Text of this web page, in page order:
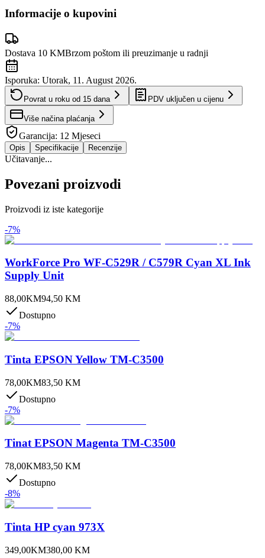
Informacije o kupovini
Dostava 10 KMBrzom poštom ili preuzimanje u radnji
Isporuka: Utorak, 11. August 2026.
Povrat u roku od 15 dana PDV uključen u cijenu
Više načina plaćanja
Garancija: 12 Mjeseci
Opis Specifikacije Recenzije
Učitavanje...
Povezani proizvodi
Proizvodi iz iste kategorije
-7%
WorkForce Pro WF-C529R / C579R Cyan XL Ink
Supply Unit
88,00KM94,50 KM
Dostupno
-7%
Tinta EPSON Yellow TM-C3500
78,00KM83,50 KM
Dostupno
-7%
Tinat EPSON Magenta TM-C3500
78,00KM83,50 KM
Dostupno
-8%
Tinta HP cyan 973X
349,00KM380,00 KM